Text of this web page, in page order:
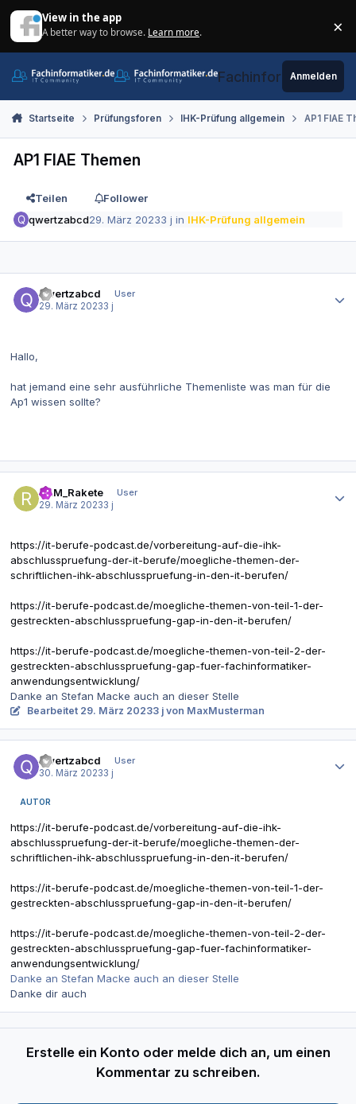
View in the app
A better way to browse. Learn more. ×
Fachinformatiker.de
Anmelden
Startseite Prüfungsforen IHK-Prüfung allgemein AP1 FIAE
AP1 FIAE Themen
Teilen
Follower
qwertzabcd29. März 20233 j in IHK-Prüfung allgemein
qwertzabcd
User
29. März 20233 j
Hallo,
hat jemand eine sehr ausführliche Themenliste was man für die
Ap1 wissen sollte?
RAM_Rakete
User
29. März 20233 j
https://it-berufe-podcast.de/vorbereitung-auf-die-ihk-
abschlusspruefung-der-it-berufe/moegliche-themen-der-
schriftlichen-ihk-abschlusspruefung-in-den-it-berufen/
https://it-berufe-podcast.de/moegliche-themen-von-teil-1-der-
gestreckten-abschlusspruefung-gap-in-den-it-berufen/
https://it-berufe-podcast.de/moegliche-themen-von-teil-2-der-
gestreckten-abschlusspruefung-gap-fuer-fachinformatiker-
anwendungsentwicklung/
Danke an Stefan Macke auch an dieser Stelle
Bearbeitet 29. März 20233 j von MaxMusterman
qwertzabcd
User
30. März 20233 j
AUTOR
https://it-berufe-podcast.de/vorbereitung-auf-die-ihk-
abschlusspruefung-der-it-berufe/moegliche-themen-der-
schriftlichen-ihk-abschlusspruefung-in-den-it-berufen/
https://it-berufe-podcast.de/moegliche-themen-von-teil-1-der-
gestreckten-abschlusspruefung-gap-in-den-it-berufen/
https://it-berufe-podcast.de/moegliche-themen-von-teil-2-der-
gestreckten-abschlusspruefung-gap-fuer-fachinformatiker-
anwendungsentwicklung/
Danke an Stefan Macke auch an dieser Stelle
Danke dir auch
Erstelle ein Konto oder melde dich an, um einen
Kommentar zu schreiben.